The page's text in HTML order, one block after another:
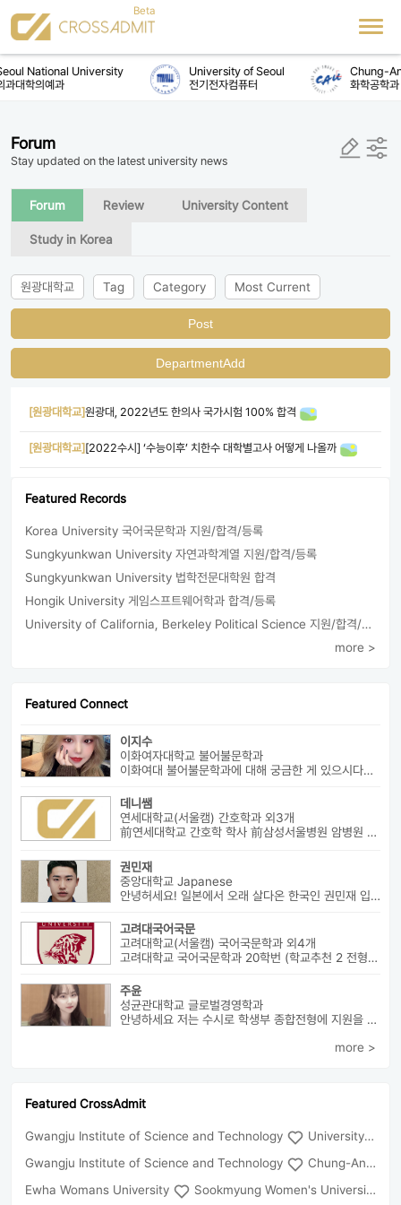
National University
대학의예과
University of Seoul
전기전자컴퓨터
Chung-
화학공학과
Forum
Stay updated on the latest university news
Forum Review University Content
Study in Korea
원광대학교 Tag Category Most Current
Post
DepartmentAdd
[원광대학교]원광대, 2022년도 한의사 국가시험 100% 합격
[원광대학교] [2022수시] ‘수능이후’ 치한수 대학별고사 어떻게 나올까
Featured Records
Korea University 국어국문학과 지원/합격/등록
Sungkyunkwan University 자연과학계열 지원/합격/등록
Sungkyunkwan University 법학전문대학원 합격
Hongik University 게임스프트웨어학과 합격/등록
University of California, Berkeley Political Science 지원/합격/등록
more >
Featured Connect
이지수
이화여자대학교 불어불문학과
이화여대 불어불문학과에 대해 궁금한 게 있으시다면 번호로 연락 바랍니다...
데니쌤
연세대학교(서울캠) 간호학과 외3개
前연세대학교 간호학 학사 前삼성서울병원 암병원 수술실 RN 前대치동...
권민재
중앙대학교 Japanese
안녕허세요! 일본에서 오래 살다온 한국인 권민재 입니다. 16년간 설고...
고려대국어국문
고려대학교(서울캠) 국어국문학과 외4개
고려대학교 국어국문학과 20학번 (학교추천 2 전형, 최초합) 성균관대...
주윤
성균관대학교 글로벌경영학과
안녕하세요 저는 수시로 학생부 종합전형에 지원을 해 성균관 대학교 글로...
more >
Featured CrossAdmit
Gwangju Institute of Science and Technology
University of Seoul
Gwangju Institute of Science and Technology
Chung-Ang University
Ewha Womans University
Sookmyung Women's University